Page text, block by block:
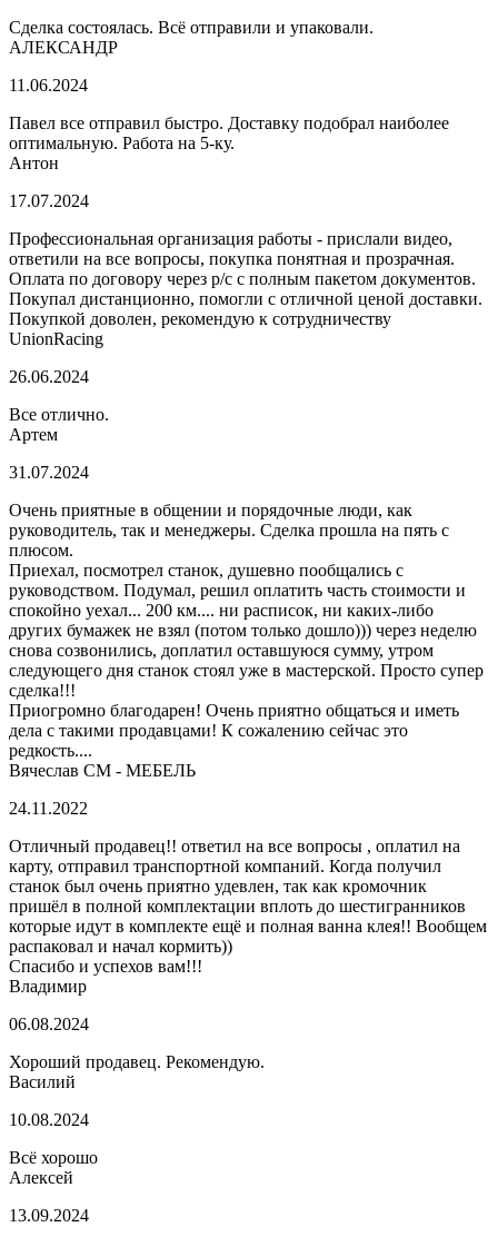
Сделка состоялась. Всё отправили и упаковали.
АЛЕКСАНДР
11.06.2024
Павел все отправил быстро. Доставку подобрал наиболее
оптимальную. Работа на 5-ку.
Антон
17.07.2024
Профессиональная организация работы - прислали видео,
ответили на все вопросы, покупка понятная и прозрачная.
Оплата по договору через р/с с полным пакетом документов.
Покупал дистанционно, помогли с отличной ценой доставки.
Покупкой доволен, рекомендую к сотрудничеству
UnionRacing
26.06.2024
Все отлично.
Артем
31.07.2024
Очень приятные в общении и порядочные люди, как
руководитель, так и менеджеры. Сделка прошла на пять с
плюсом.
Приехал, посмотрел станок, душевно пообщались с
руководством. Подумал, решил оплатить часть стоимости и
спокойно уехал... 200 км.... ни расписок, ни каких-либо
других бумажек не взял (потом только дошло))) через неделю
снова созвонились, доплатил оставшуюся сумму, утром
следующего дня станок стоял уже в мастерской. Просто супер
сделка!!!
Приогромно благодарен! Очень приятно общаться и иметь
дела с такими продавцами! К сожалению сейчас это
редкость....
Вячеслав СМ - МЕБЕЛЬ
24.11.2022
Отличный продавец!! ответил на все вопросы , оплатил на
карту, отправил транспортной компаний. Когда получил
станок был очень приятно удевлен, так как кромочник
пришёл в полной комплектации вплоть до шестигранников
которые идут в комплекте ещё и полная ванна клея!! Вообщем
распаковал и начал кормить))
Спасибо и успехов вам!!!
Владимир
06.08.2024
Хороший продавец. Рекомендую.
Василий
10.08.2024
Всё хорошо
Алексей
13.09.2024